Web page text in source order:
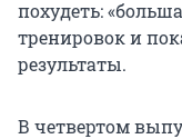
похудеть:
тренировок и
результаты.
В четвертом